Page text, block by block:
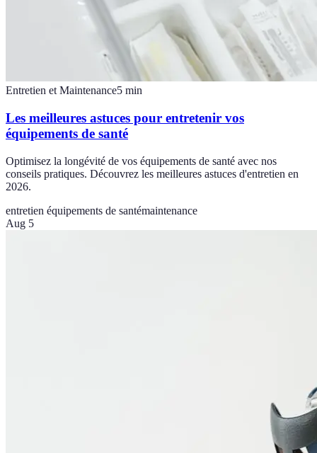
Entretien et Maintenance5 min
Les meilleures astuces pour entretenir vos
équipements de santé
Optimisez la longévité de vos équipements de santé avec nos
conseils pratiques. Découvrez les meilleures astuces d'entretien en
2026.
entretien équipements de santémaintenance
Aug 5